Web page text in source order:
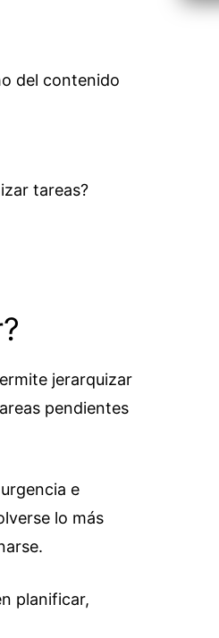
del contenido
tareas?
jerarquizar
pendientes
e
lo más
planificar,